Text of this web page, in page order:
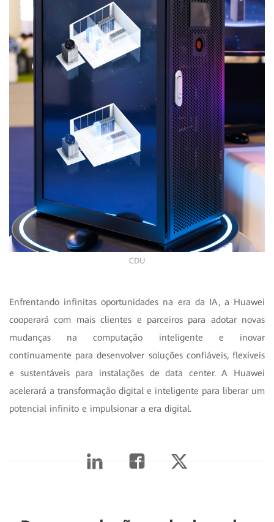
CDU
Enfrentando infinitas oportunidades na era da IA, a Huawei
cooperará com mais clientes e parceiros para adotar novas
mudanças na computação inteligente e inovar
continuamente para desenvolver soluções confiáveis, flexíveis
e sustentáveis para instalações de data center. A Huawei
acelerará a transformação digital e inteligente para liberar um
potencial infinito e impulsionar a era digital.